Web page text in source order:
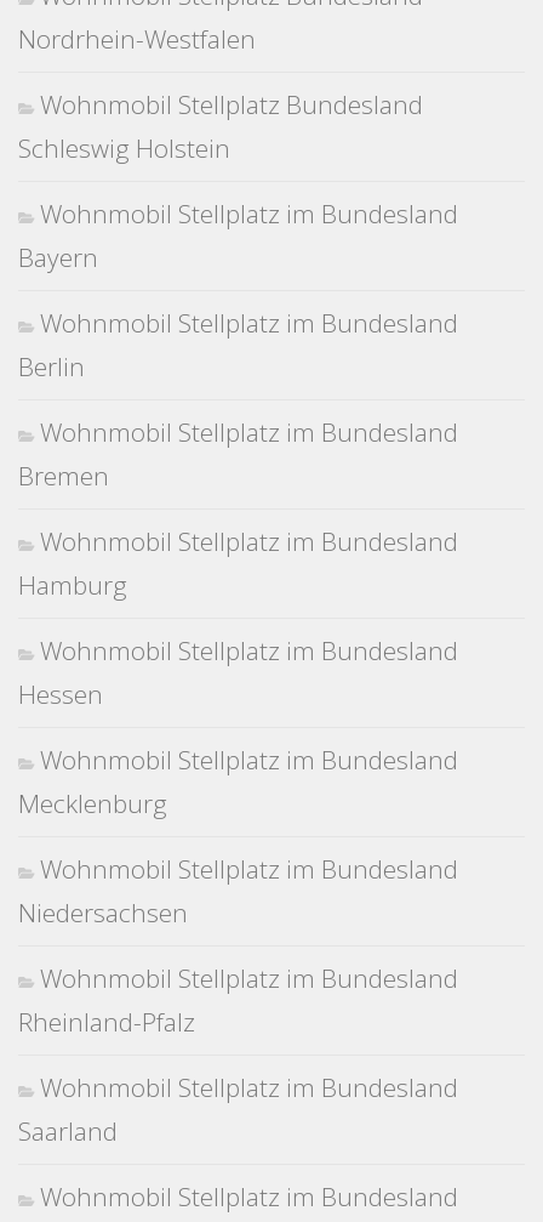
Nordrhein-Westfalen
Wohnmobil Stellplatz Bundesland
Schleswig Holstein
Wohnmobil Stellplatz im Bundesland
Bayern
Wohnmobil Stellplatz im Bundesland
Berlin
Wohnmobil Stellplatz im Bundesland
Bremen
Wohnmobil Stellplatz im Bundesland
Hamburg
Wohnmobil Stellplatz im Bundesland
Hessen
Wohnmobil Stellplatz im Bundesland
Mecklenburg
Wohnmobil Stellplatz im Bundesland
Niedersachsen
Wohnmobil Stellplatz im Bundesland
Rheinland-Pfalz
Wohnmobil Stellplatz im Bundesland
Saarland
Wohnmobil Stellplatz im Bundesland